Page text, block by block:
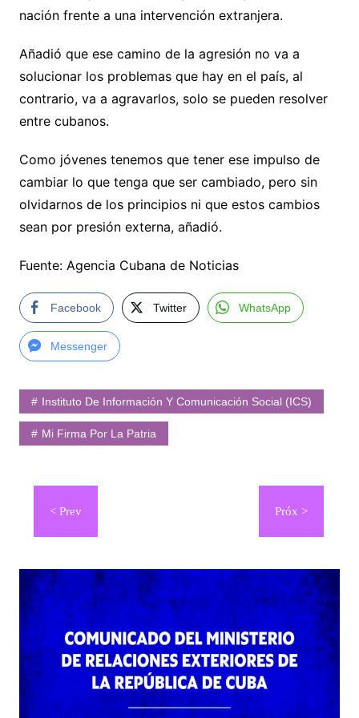
nación frente a una intervención extranjera.
Añadió que ese camino de la agresión no va a
solucionar los problemas que hay en el país, al
contrario, va a agravarlos, solo se pueden resolver
entre cubanos.
Como jóvenes tenemos que tener ese impulso de
cambiar lo que tenga que ser cambiado, pero sin
olvidarnos de los principios ni que estos cambios
sean por presión externa, añadió.
Fuente: Agencia Cubana de Noticias
Facebook Twitter WhatsApp
Messenger
Instituto De Información Y Comunicación Social (ICS)
Mi Firma Por La Patria
Navegación
entradas